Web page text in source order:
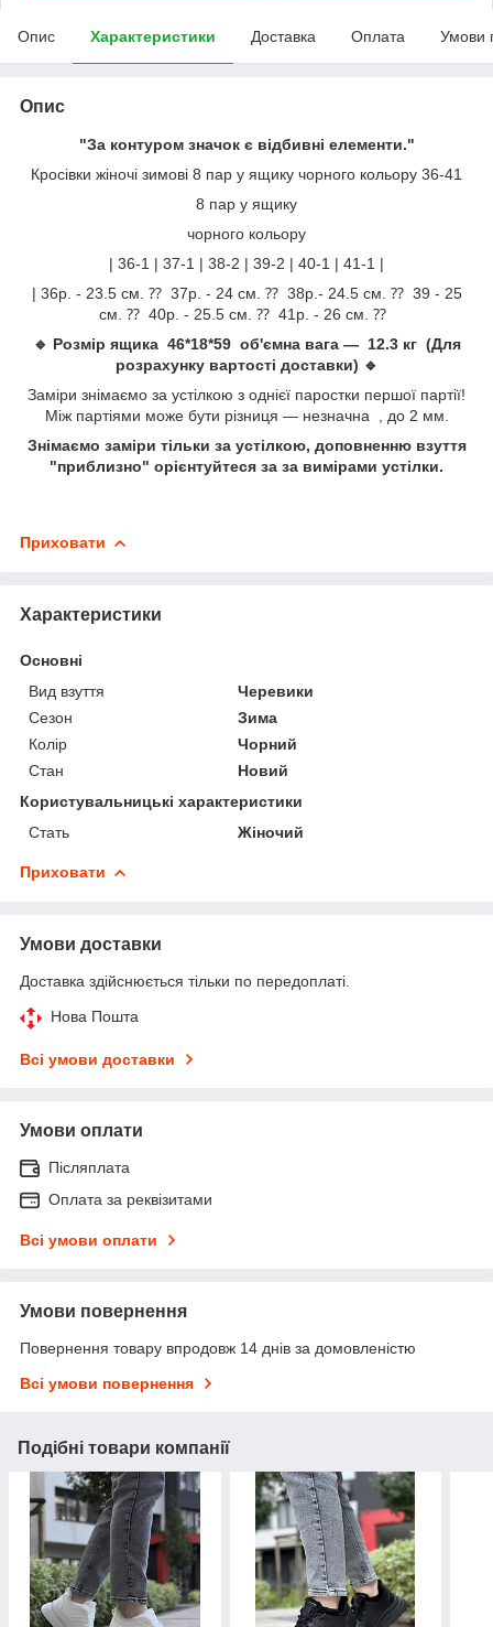
Опис Характеристики Доставка Оплата Умови
Опис
"За контуром значок є відбивні елементи."
Кросівки жіночі зимові 8 пар у ящику чорного кольору 36-41
8 пар у ящику
чорного кольору
| 36-1 | 37-1 | 38-2 | 39-2 | 40-1 | 41-1 |
| 36р. - 23.5 см. ⁇ 37р. - 24 см. ⁇ 38р.- 24.5 см. ⁇ 39 - 25
см. ⁇ 40р. - 25.5 см. ⁇ 41р. - 26 см. ⁇
🔹 Розмір ящика 46*18*59 об'ємна вага — 12.3 кг (Для
розрахунку вартості доставки) 🔹
Заміри знімаємо за устілкою з однієї паростки першої партії!
Між партіями може бути різниця — незначна , до 2 мм.
Знімаємо заміри тільки за устілкою, доповненню взуття
"приблизно" орієнтуйтеся за за вимірами устілки.
Приховати
Характеристики
Основні
Вид взуття
Черевики
Сезон
Зима
Колір
Чорний
Стан
Новий
Користувальницькі характеристики
Стать
Жіночий
Приховати
Умови доставки
Доставка здійснюється тільки по передоплаті.
Нова Пошта
Всі умови доставки
Умови оплати
Післяплата
Оплата за реквізитами
Всі умови оплати
Умови повернення
Повернення товару впродовж 14 днів за домовленістю
Всі умови повернення
Подібні товари компанії